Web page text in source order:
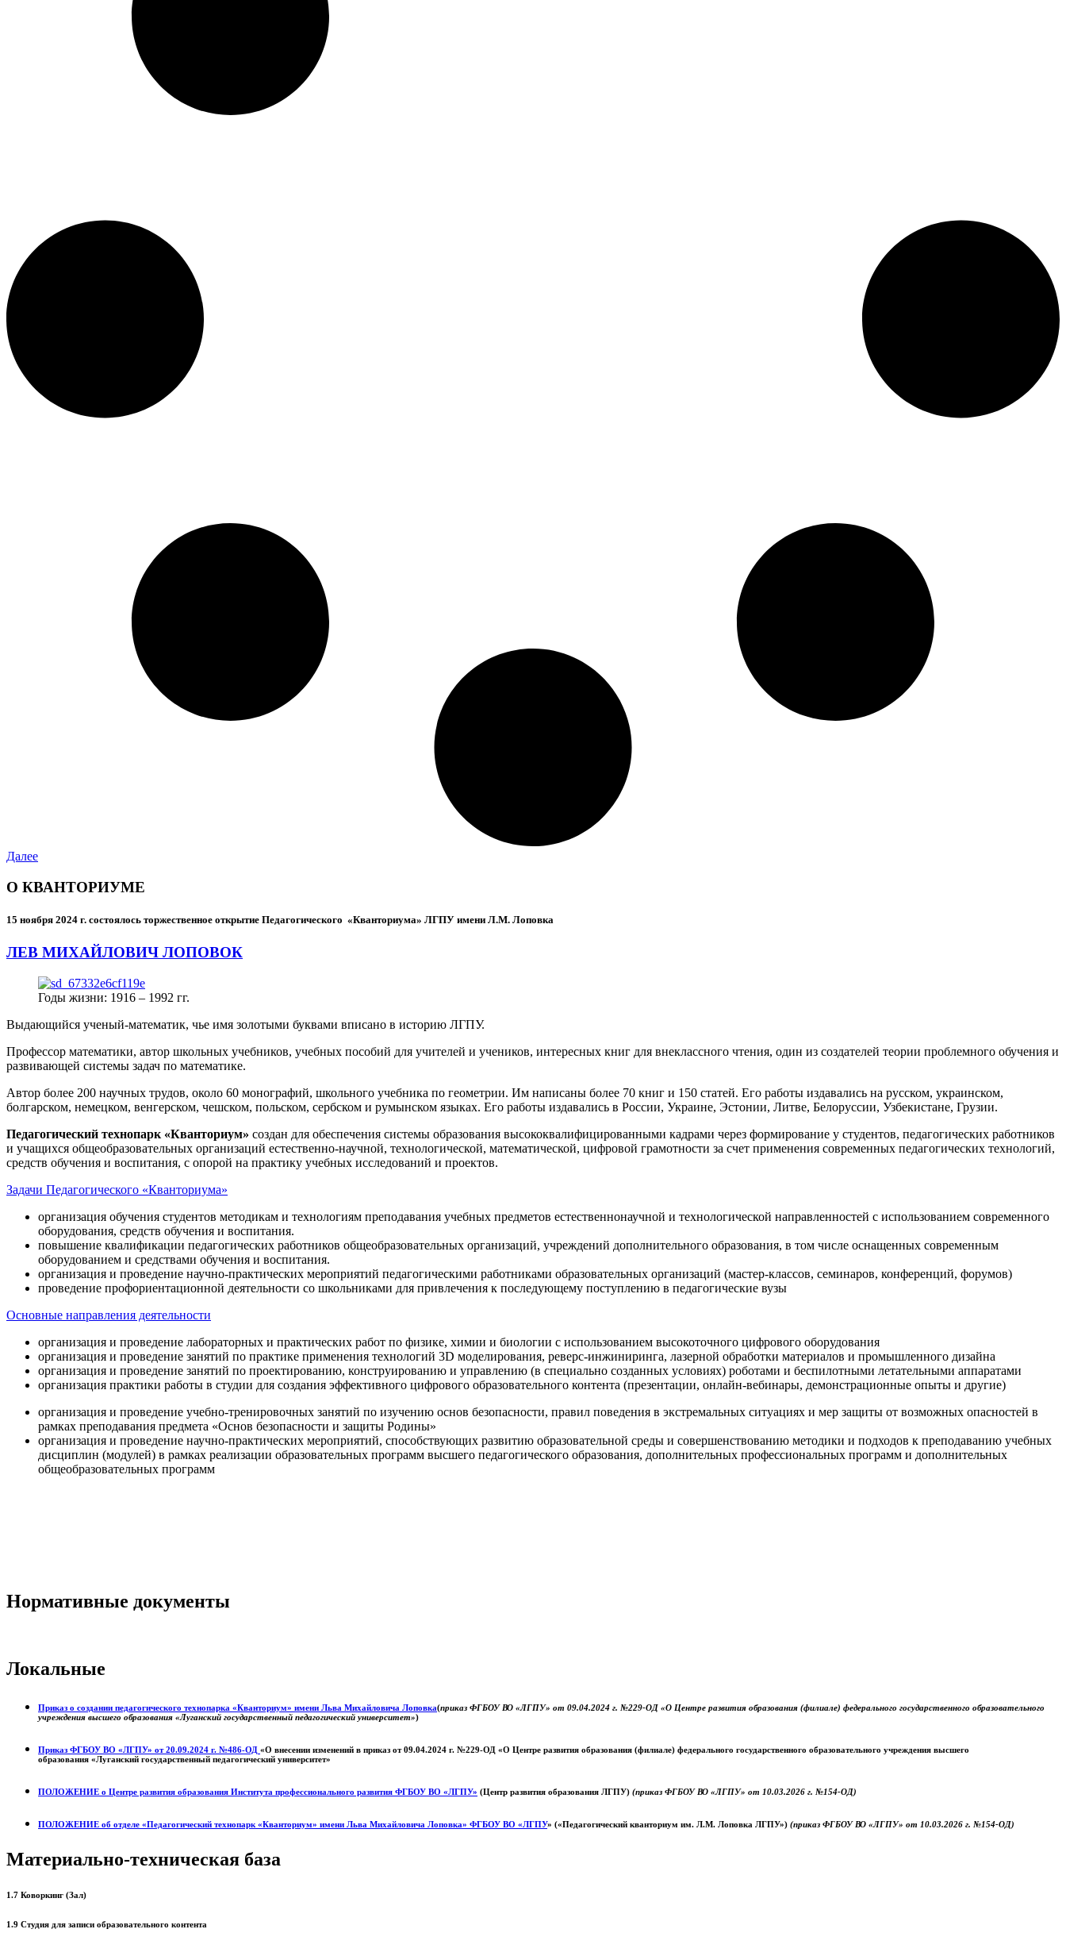
Далее
О КВАНТОРИУМЕ
15 ноября 2024 г. состоялось торжественное открытие Педагогического «Кванториума» ЛГПУ имени Л.М. Лоповка
ЛЕВ МИХАЙЛОВИЧ ЛОПОВОК
Годы жизни: 1916 – 1992 гг.
Выдающийся ученый-математик, чье имя золотыми буквами вписано в историю ЛГПУ.
Профессор математики, автор школьных учебников, учебных пособий для учителей и учеников, интересных книг для внеклассного чтения, один из создателей теории проблемного обучения и
развивающей системы задач по математике.
Автор более 200 научных трудов, около 60 монографий, школьного учебника по геометрии. Им написаны более 70 книг и 150 статей. Его работы издавались на русском, украинском,
болгарском, немецком, венгерском, чешском, польском, сербском и румынском языках. Его работы издавались в России, Украине, Эстонии, Литве, Белоруссии, Узбекистане, Грузии.
Педагогический технопарк «Кванториум» создан для обеспечения системы образования высококвалифицированными кадрами через формирование у студентов, педагогических работников
и учащихся общеобразовательных организаций естественно-научной, технологической, математической, цифровой грамотности за счет применения современных педагогических технологий,
средств обучения и воспитания, с опорой на практику учебных исследований и проектов.
Задачи Педагогического «Кванториума»
организация обучения студентов методикам и технологиям преподавания учебных предметов естественнонаучной и технологической направленностей с использованием современного
оборудования, средств обучения и воспитания.
повышение квалификации педагогических работников общеобразовательных организаций, учреждений дополнительного образования, в том числе оснащенных современным
оборудованием и средствами обучения и воспитания.
организация и проведение научно-практических мероприятий педагогическими работниками образовательных организаций (мастер-классов, семинаров, конференций, форумов)
проведение профориентационной деятельности со школьниками для привлечения к последующему поступлению в педагогические вузы
Основные направления деятельности
организация и проведение лабораторных и практических работ по физике, химии и биологии с использованием высокоточного цифрового оборудования
организация и проведение занятий по практике применения технологий 3D моделирования, реверс-инжиниринга, лазерной обработки материалов и промышленного дизайна
организация и проведение занятий по проектированию, конструированию и управлению (в специально созданных условиях) роботами и беспилотными летательными аппаратами
организация практики работы в студии для создания эффективного цифрового образовательного контента (презентации, онлайн-вебинары, демонстрационные опыты и другие)
организация и проведение учебно-тренировочных занятий по изучению основ безопасности, правил поведения в экстремальных ситуациях и мер защиты от возможных опасностей в
рамках преподавания предмета «Основ безопасности и защиты Родины»
организация и проведение научно-практических мероприятий, способствующих развитию образовательной среды и совершенствованию методики и подходов к преподаванию учебных
дисциплин (модулей) в рамках реализации образовательных программ высшего педагогического образования, дополнительных профессиональных программ и дополнительных
общеобразовательных программ
Нормативные документы
Локальные
Приказ о создании педагогического технопарка «Кванториум» имени Льва Михайловича Лоповка(приказ ФГБОУ ВО «ЛГПУ» от 09.04.2024 г. №229-ОД «О Центре развития образования (филиале) федерального государственного образовательного
учреждения высшего образования «Луганский государственный педагогический университет»)
Приказ ФГБОУ ВО «ЛГПУ» от 20.09.2024 г. №486-ОД «О внесении изменений в приказ от 09.04.2024 г. №229-ОД «О Центре развития образования (филиале) федерального государственного образовательного учреждения высшего
образования «Луганский государственный педагогический университет»
ПОЛОЖЕНИЕ о Центре развития образования Института профессионального развития ФГБОУ ВО «ЛГПУ» (Центр развития образования ЛГПУ) (приказ ФГБОУ ВО «ЛГПУ» от 10.03.2026 г. №154-ОД)
ПОЛОЖЕНИЕ об отделе «Педагогический технопарк «Кванториум» имени Льва Михайловича Лоповка» ФГБОУ ВО «ЛГПУ» («Педагогический кванториум им. Л.М. Лоповка ЛГПУ») (приказ ФГБОУ ВО «ЛГПУ» от 10.03.2026 г. №154-ОД)
Материально-техническая база
1.7 Коворкинг (Зал)
1.9 Студия для записи образовательного контента